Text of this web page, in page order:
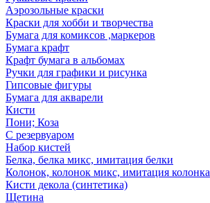
Аэрозольные краски
Краски для хобби и творчества
Бумага для комиксов ,маркеров
Бумага крафт
Крафт бумага в альбомах
Ручки для графики и рисунка
Гипсовые фигуры
Бумага для акварели
Кисти
Пони; Коза
С резервуаром
Набор кистей
Белка, белка микс, имитация белки
Колонок, колонок микс, имитация колонка
Кисти декола (синтетика)
Щетина